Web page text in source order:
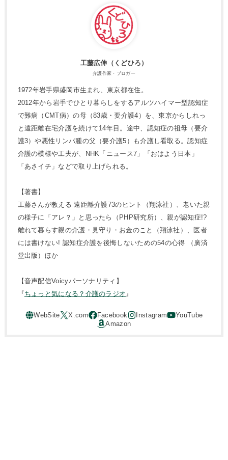
工藤広伸（くどひろ）
介護作家・ブロガー
1972年岩手県盛岡市生まれ、東京都在住。
2012年から岩手でひとり暮らしをするアルツハイマー型認知症
で難病（CMT病）の母（83歳・要介護4）を、東京からしれっ
と遠距離在宅介護を続けて14年目。途中、認知症の祖母（要介
護3）や悪性リンパ腫の父（要介護5）も介護し看取る。認知症
介護の模様や工夫が、NHK「ニュース7」「おはよう日本」
「あさイチ」などで取り上げられる。
【著書】
工藤さんが教える 遠距離介護73のヒント（翔泳社）、老いた親
の様子に「アレ？」と思ったら（PHP研究所）、親が認知症!?
離れて暮らす親の介護・見守り・お金のこと（翔泳社）、医者
には書けない! 認知症介護を後悔しないための54の心得 （廣済
堂出版）ほか
【音声配信Voicyパーソナリティ】
『ちょっと気になる？介護のラジオ 』